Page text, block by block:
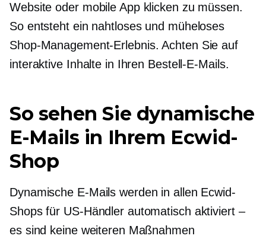
Website oder mobile App klicken zu müssen.
So entsteht ein nahtloses und müheloses
Shop-Management-Erlebnis. Achten Sie auf
interaktive Inhalte in Ihren Bestell-E-Mails.
So sehen Sie dynamische
E-Mails in Ihrem Ecwid-
Shop
Dynamische E-Mails werden in allen Ecwid-
Shops für US-Händler automatisch aktiviert –
es sind keine weiteren Maßnahmen